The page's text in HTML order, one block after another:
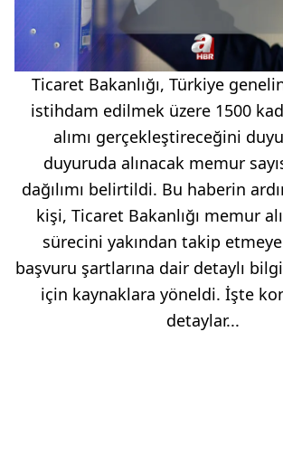
Ticaret Bakanlığı, Türkiye
istihdam edilmek üzere 1500
alımı gerçekleştireceğini
duyuruda alınacak memur
dağılımı belirtildi. Bu haberin
kişi, Ticaret Bakanlığı memur
sürecini yakından takip
başvuru şartlarına dair detaylı
için kaynaklara yöneldi. İşte
detaylar...